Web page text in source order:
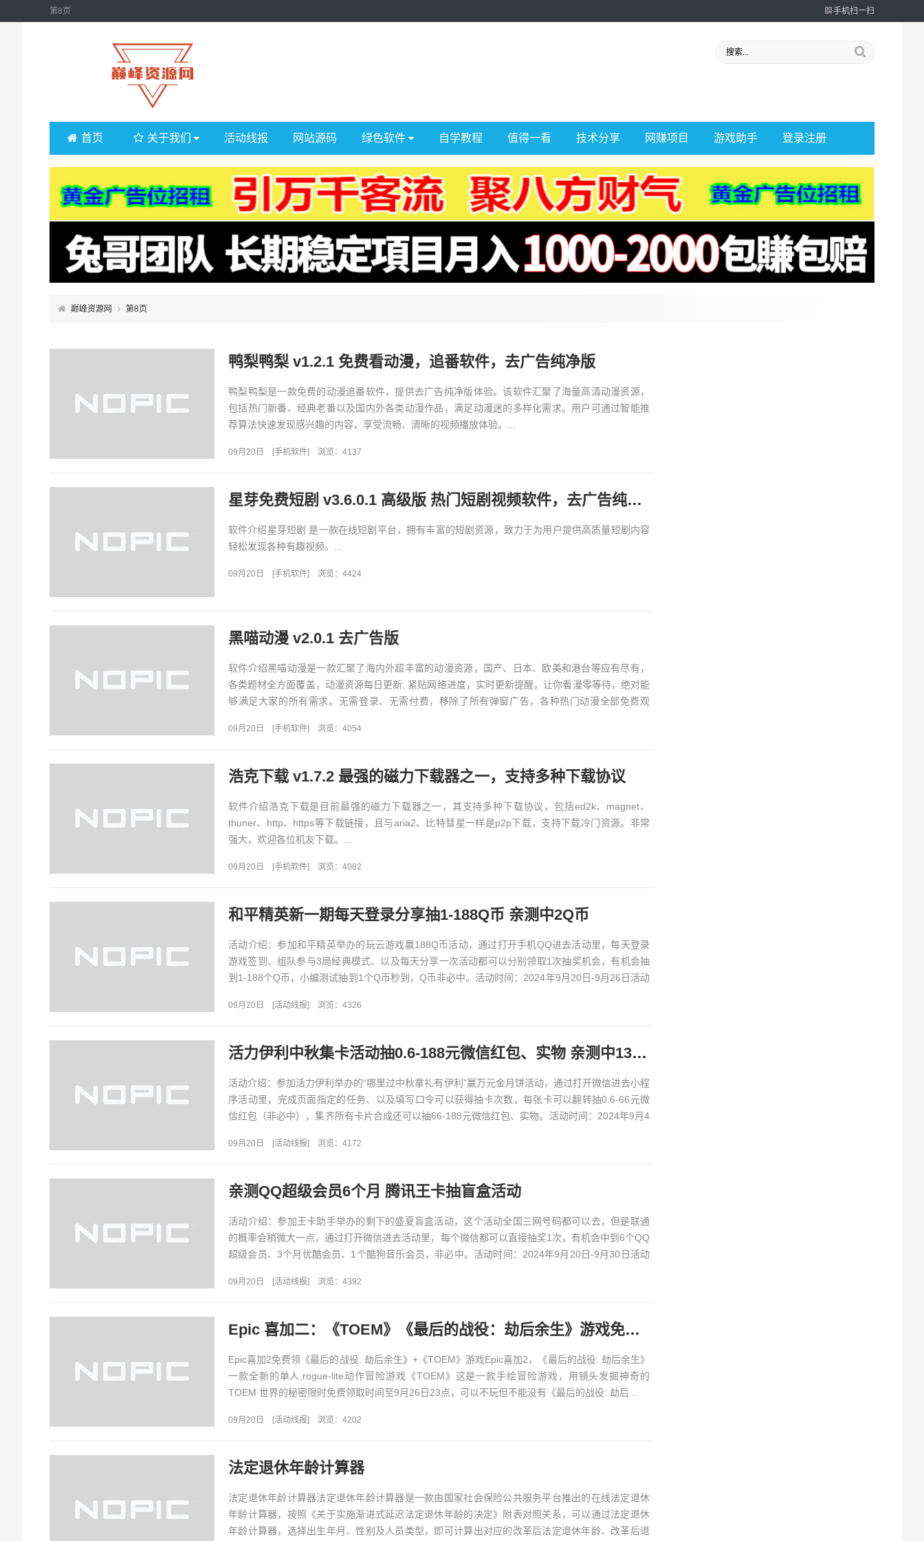
第8页 手机扫一扫
首页 关于我们 活动线报 网站源码 绿色软件 自学教程 值得一看 技术分享 网赚项目 游戏助手 登录注册
巅峰资源网 第8页
鸭梨鸭梨 v1.2.1 免费看动漫，追番软件，去广告纯净版
鸭梨鸭梨是一款免费的动漫追番软件，提供去广告纯净版体验。该软件汇聚了海量高清动漫资源，
包括热门新番、经典老番以及国内外各类动漫作品，满足动漫迷的多样化需求。用户可通过智能推
荐算法快速发现感兴趣的内容，享受流畅、清晰的视频播放体验。...
09月20日 [手机软件] 浏览：4137
星芽免费短剧 v3.6.0.1 高级版 热门短剧视频软件，去广告纯净版
软件介绍星芽短剧 是一款在线短剧平台，拥有丰富的短剧资源，致力于为用户提供高质量短剧内容
轻松发现各种有趣视频。...
09月20日 [手机软件] 浏览：4424
黑喵动漫 v2.0.1 去广告版
软件介绍黑喵动漫是一款汇聚了海内外超丰富的动漫资源，国产、日本、欧美和港台等应有尽有，
各类题材全方面覆盖，动漫资源每日更新, 紧贴网络进度，实时更新提醒，让你看漫零等待，绝对能
够满足大家的所有需求。无需登录、无需付费，移除了所有弹窗广告，各种热门动漫全部免费观
09月20日 [手机软件] 浏览：4054
浩克下载 v1.7.2 最强的磁力下载器之一，支持多种下载协议
软件介绍浩克下载是目前最强的磁力下载器之一，其支持多种下载协议，包括ed2k、magnet、
thuner、http、https等下载链接，且与aria2、比特彗星一样是p2p下载，支持下载冷门资源。非常
强大，欢迎各位机友下载。...
09月20日 [手机软件] 浏览：4082
和平精英新一期每天登录分享抽1-188Q币 亲测中2Q币
活动介绍：参加和平精英举办的玩云游戏赢188Q币活动，通过打开手机QQ进去活动里，每天登录
游戏签到、组队参与3局经典模式、以及每天分享一次活动都可以分别领取1次抽奖机会，有机会抽
到1-188个Q币，小编测试抽到1个Q币秒到，Q币非必中。活动时间：2024年9月20日-9月26日活动
09月20日 [活动线报] 浏览：4326
活力伊利中秋集卡活动抽0.6-188元微信红包、实物 亲测中13.2元
活动介绍：参加活力伊利举办的“哪里过中秋拿礼有伊利”赢万元金月饼活动，通过打开微信进去小程
序活动里，完成页面指定的任务、以及填写口令可以获得抽卡次数，每张卡可以翻转抽0.6-66元微
信红包（非必中），集齐所有卡片合成还可以抽66-188元微信红包、实物。活动时间：2024年9月4
09月20日 [活动线报] 浏览：4172
亲测QQ超级会员6个月 腾讯王卡抽盲盒活动
活动介绍：参加王卡助手举办的剩下的盛夏盲盒活动，这个活动全国三网号码都可以去，但是联通
的概率会稍微大一点，通过打开微信进去活动里，每个微信都可以直接抽奖1次，有机会中到6个QQ
超级会员、3个月优酷会员、1个酷狗音乐会员，非必中。活动时间：2024年9月20日-9月30日活动
09月20日 [活动线报] 浏览：4392
Epic 喜加二：《TOEM》《最后的战役：劫后余生》游戏免费领取
Epic喜加2免费领《最后的战役: 劫后余生》+《TOEM》游戏Epic喜加2，《最后的战役: 劫后余生》
一款全新的单人,rogue-lite动作冒险游戏《TOEM》这是一款手绘冒险游戏，用镜头发掘神奇的
TOEM 世界的秘密限时免费领取时间至9月26日23点，可以不玩但不能没有《最后的战役: 劫后...
09月20日 [活动线报] 浏览：4202
法定退休年龄计算器
法定退休年龄计算器法定退休年龄计算器是一款由国家社会保险公共服务平台推出的在线法定退休
年龄计算器，按照《关于实施渐进式延迟法定退休年龄的决定》附表对照关系，可以通过法定退休
年龄计算器，选择出生年月、性别及人员类型，即可计算出对应的改革后法定退休年龄、改革后退